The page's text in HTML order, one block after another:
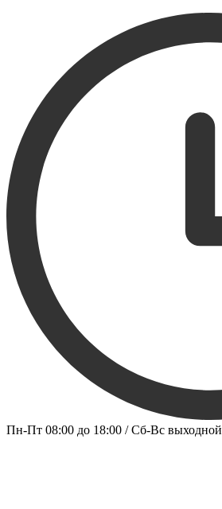
Пн-Пт 08:00 до 18:00 / Сб-Вс выходной